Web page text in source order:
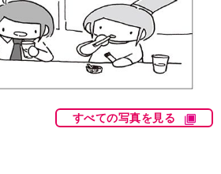
すべての写真を見る